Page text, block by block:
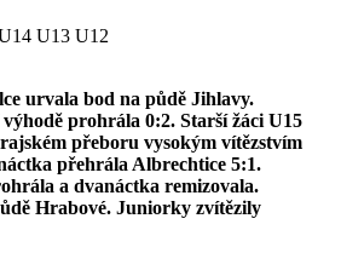
U13 U12
urvala bod na půdě Jihlavy.
prohrála 0:2. Starší žáci U15
přeboru vysokým vítězstvím
přehrála Albrechtice 5:1.
a dvanáctka remizovala.
Hrabové. Juniorky zvítězily